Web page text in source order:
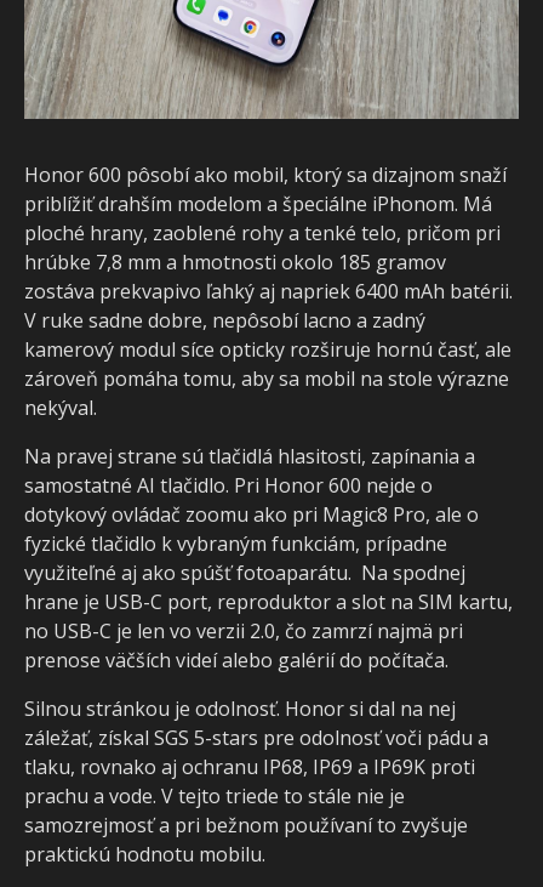
Honor 600 pôsobí ako mobil, ktorý sa dizajnom snaží
priblížiť drahším modelom a špeciálne iPhonom. M
ploché hrany, zaoblené rohy a tenké telo, pričom pri
hrúbke 7,8 mm a hmotnosti okolo 185 gramov
zostáva prekvapivo ľahký aj napriek 6400 mAh batérii.
V ruke sadne dobre, nepôsobí lacno a zadný
kamerový modul síce opticky rozširuje hornú časť, ale
zároveň pomáha tomu, aby sa mobil na stole výrazne
nekýval.
Na pravej strane sú tlačidlá hlasitosti, zapínania a
samostatné AI tlačidlo. Pri Honor 600 nejde o
dotykový ovládač zoomu ako pri Magic8 Pro, ale o
fyzické tlačidlo k vybraným funkciám, prípadne
využiteľné aj ako spúšť fotoaparátu. Na spodnej
hrane je USB-C port, reproduktor a slot na SIM kartu,
no USB-C je len vo verzii 2.0, čo zamrzí najmä pri
prenose väčších videí alebo galérií do počítača.
Silnou stránkou je odolnosť. Honor si dal na nej
záležať, získal SGS 5-stars pre odolnosť voči pádu a
tlaku, rovnako aj ochranu IP68, IP69 a IP69K proti
prachu a vode. V tejto triede to stále nie je
samozrejmosť a pri bežnom používaní to zvyšuje
praktickú hodnotu mobilu.